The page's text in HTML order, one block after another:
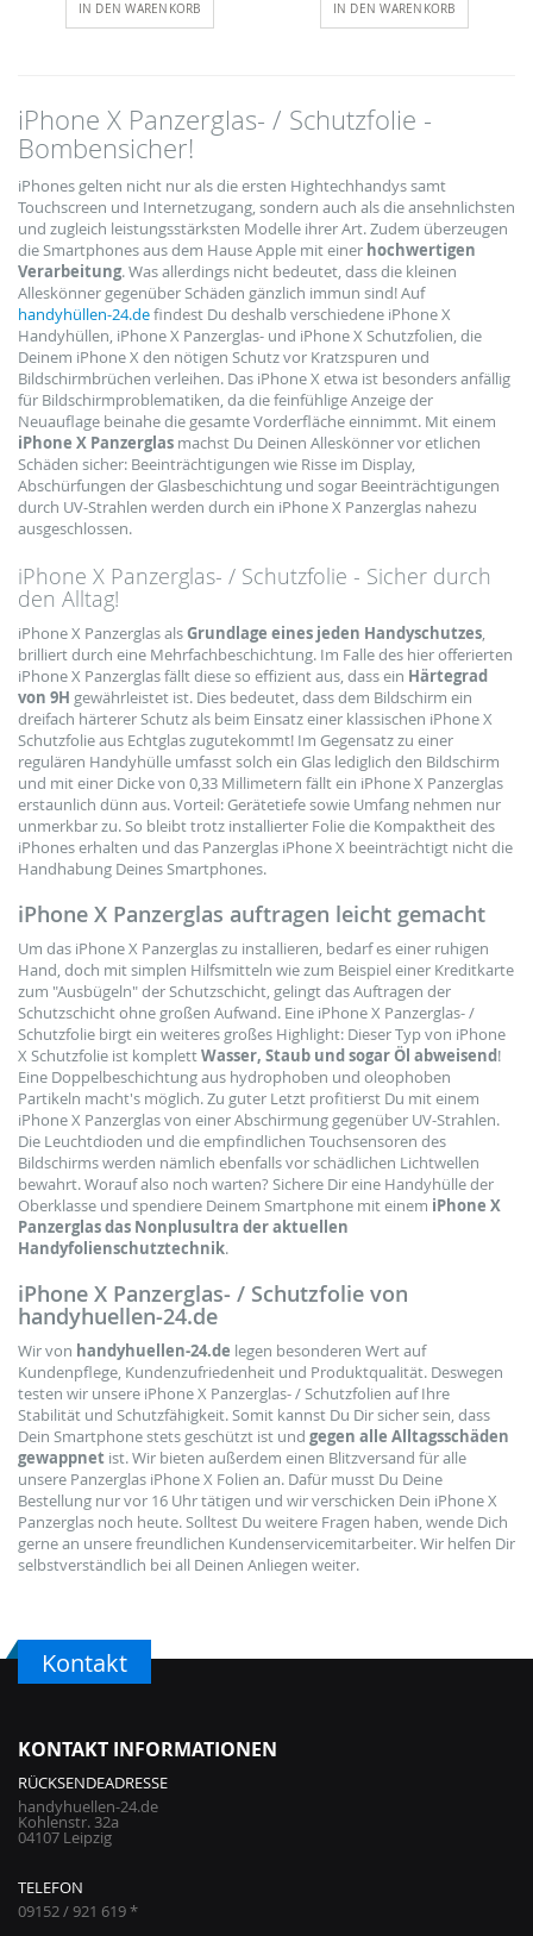
IN DEN WARENKORB IN DEN WARENKORB
iPhone X Panzerglas- / Schutzfolie -
Bombensicher!
iPhones gelten nicht nur als die ersten Hightechhandys samt
Touchscreen und Internetzugang, sondern auch als die ansehnlichsten
und zugleich leistungsstärksten Modelle ihrer Art. Zudem überzeugen
die Smartphones aus dem Hause Apple mit einer hochwertigen
Verarbeitung. Was allerdings nicht bedeutet, dass die kleinen
Alleskönner gegenüber Schäden gänzlich immun sind! Auf
handyhüllen-24.defindest Du deshalb verschiedene iPhone X
Handyhüllen, iPhone X Panzerglas- und iPhone X Schutzfolien, die
Deinem iPhone X den nötigen Schutz vor Kratzspuren und
Bildschirmbrüchen verleihen. Das iPhone X etwa ist besonders anfällig
für Bildschirmproblematiken, da die feinfühlige Anzeige der
Neuauflage beinahe die gesamte Vorderfläche einnimmt. Mit einem
iPhone X Panzerglas machst Du Deinen Alleskönner vor etlichen
Schäden sicher: Beeinträchtigungen wie Risse im Display,
Abschürfungen der Glasbeschichtung und sogar Beeinträchtigungen
durch UV-Strahlen werden durch ein iPhone X Panzerglas nahezu
ausgeschlossen.
iPhone X Panzerglas- / Schutzfolie - Sicher durch
den Alltag!
iPhone X Panzerglas alsGrundlage eines jeden Handyschutzes,
brilliert durch eine Mehrfachbeschichtung. Im Falle des hier offerierten
iPhone X Panzerglas fällt diese so effizient aus, dass ein Härtegrad
von 9H gewährleistet ist. Dies bedeutet, dass dem Bildschirm ein
dreifach härterer Schutz als beim Einsatz einer klassischen iPhone X
Schutzfolie aus Echtglas zugutekommt! Im Gegensatz zu einer
regulären Handyhülle umfasst solch ein Glas lediglich den Bildschirm
und mit einer Dicke von 0,33 Millimetern fällt ein iPhone X Panzerglas
erstaunlich dünn aus. Vorteil: Gerätetiefe sowie Umfang nehmen nur
unmerkbar zu. So bleibt trotz installierter Folie die Kompaktheit des
iPhones erhalten und das Panzerglas iPhone X beeinträchtigt nicht die
Handhabung Deines Smartphones.
iPhone X Panzerglas auftragen leicht gemacht
Um das iPhone X Panzerglas zu installieren, bedarf es einer ruhigen
Hand, doch mit simplen Hilfsmitteln wie zum Beispiel einer Kreditkarte
zum "Ausbügeln" der Schutzschicht, gelingt das Auftragen der
Schutzschicht ohne großen Aufwand. Eine iPhone X Panzerglas- /
Schutzfolie birgt ein weiteres großes Highlight: Dieser Typ von iPhone
X Schutzfolie ist komplettWasser, Staub und sogar Öl abweisend!
Eine Doppelbeschichtung aus hydrophoben und oleophoben
Partikeln macht's möglich. Zu guter Letzt profitierst Du mit einem
iPhone X Panzerglas von einer Abschirmung gegenüber UV-Strahlen.
Die Leuchtdioden und die empfindlichen Touchsensoren des
Bildschirms werden nämlich ebenfalls vor schädlichen Lichtwellen
bewahrt. Worauf also noch warten? Sichere Dir eine Handyhülle der
Oberklasse und spendiere Deinem Smartphone mit einem iPhone X
Panzerglas das Nonplusultra der aktuellen
Handyfolienschutztechnik.
iPhone X Panzerglas- / Schutzfolie von
handyhuellen-24.de
Wir von handyhuellen-24.de legen besonderen Wert auf
Kundenpflege, Kundenzufriedenheit und Produktqualität. Deswegen
testen wir unsere iPhone X Panzerglas- / Schutzfolien auf Ihre
Stabilität und Schutzfähigkeit. Somit kannst Du Dir sicher sein, dass
Dein Smartphone stets geschützt ist und gegen alle Alltagsschäden
gewappnet ist. Wir bieten außerdem einen Blitzversand für alle
unsere Panzerglas iPhone X Folien an. Dafür musst Du Deine
Bestellung nur vor 16 Uhr tätigen und wir verschicken Dein iPhone X
Panzerglas noch heute. Solltest Du weitere Fragen haben, wende Dich
gerne an unsere freundlichen Kundenservicemitarbeiter. Wir helfen Dir
selbstverständlich bei all Deinen Anliegen weiter.
Kontakt
KONTAKT INFORMATIONEN
RÜCKSENDEADRESSE
handyhuellen-24.de
Kohlenstr. 32a
04107 Leipzig
TELEFON
09152 / 921 619 *